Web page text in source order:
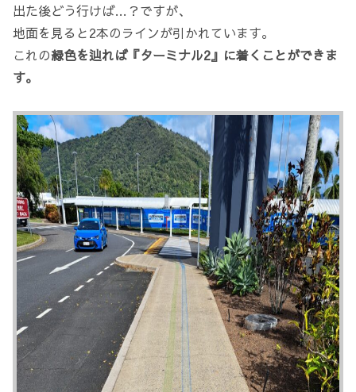
出た後どう行けば…？ですが、
地面を見ると2本のラインが引かれています。
これの緑色を辿れば『ターミナル2』に着くことができま
す。